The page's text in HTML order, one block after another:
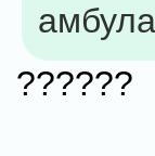
амбула
??????